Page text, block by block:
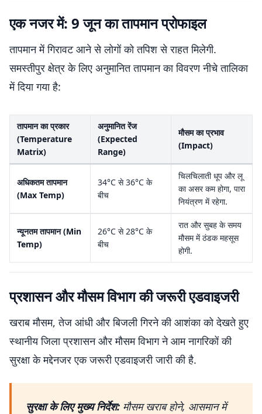
एक नजर में: 9 जून का तापमान प्रोफाइल
तापमान में गिरावट आने से लोगों को तपिश से राहत मिलेगी.
समस्तीपुर क्षेत्र के लिए अनुमानित तापमान का विवरण नीचे तालिका
में दिया गया है:
तापमान का प्रकार
(Temperature
Matrix)
अनुमानित रेंज
(Expected
Range)
मौसम का प्रभाव
(Impact)
अधिकतम तापमान
(Max Temp)
34°C से 36°C के
बीच
चिलचिलाती धूप और लू
का असर कम होगा, पारा
नियंत्रण में रहेगा.
न्यूनतम तापमान (Min
Temp)
26°C से 28°C के
बीच
रात और सुबह के समय
मौसम में ठंडक महसूस
होगी.
प्रशासन और मौसम विभाग की जरूरी एडवाइजरी
खराब मौसम, तेज आंधी और बिजली गिरने की आशंका को देखते हुए
स्थानीय जिला प्रशासन और मौसम विभाग ने आम नागरिकों की
सुरक्षा के मद्देनजर एक जरूरी एडवाइजरी जारी की है.
सुरक्षा के लिए मुख्य निर्देश: मौसम खराब होने, आसमान में